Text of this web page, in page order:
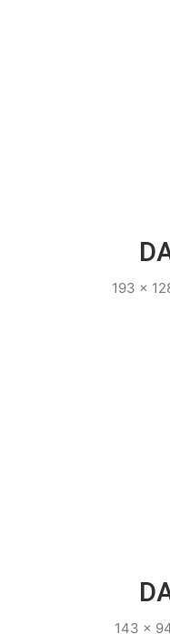
193 x
143 x